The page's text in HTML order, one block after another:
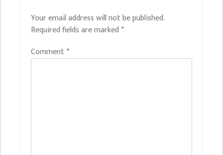
Your email address will not be published.
Required fields are marked *
Comment*